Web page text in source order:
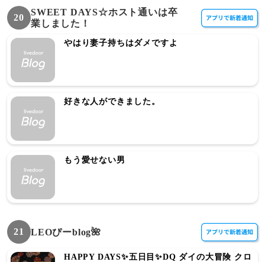
20
SWEET DAYS☆ホスト通いは卒
業しました！
やはり妻子持ちはダメですよ
好きな人ができました。
もう愛せない男
21 LEOぴーblog🌺
HAPPY DAYS✨五日目✨DQ ダイの大冒険 クロ